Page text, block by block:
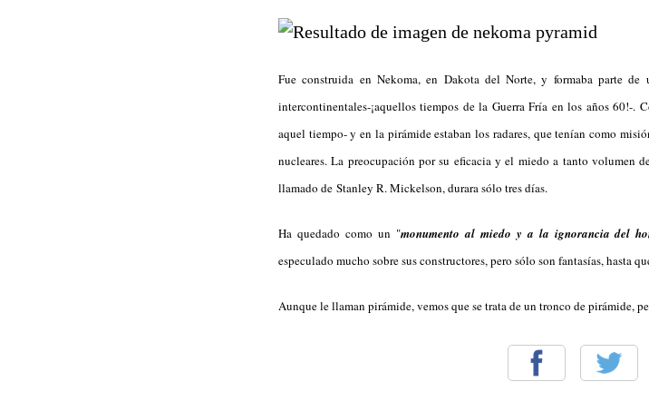
Fue construida en Nekoma, en Dakota del Norte, y formaba parte
intercontinentales-¡aquellos tiempos de la Guerra Fría en los años 60!-
aquel tiempo- y en la pirámide estaban los radares, que tenían como
nucleares. La preocupación por su eficacia y el miedo a tanto volumen
llamado de Stanley R. Mickelson, durara sólo tres días.
Ha quedado como un "monumento al miedo y a la ignorancia del
especulado mucho sobre sus constructores, pero sólo son fantasías, hasta
Aunque le llaman pirámide, vemos que se trata de un tronco de pirámide,